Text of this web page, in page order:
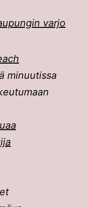
varjo
minuutissa